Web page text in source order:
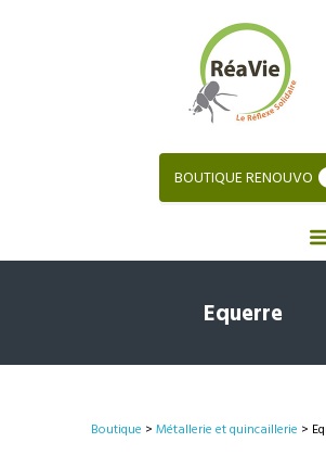
BOUTIQUE RENOUVO
Equerre
Boutique > Métallerie et quincaillerie >